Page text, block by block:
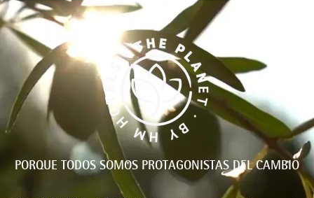
PORQUE TODOS SOMOS PROTAGONISTAS DEL CAMBIO